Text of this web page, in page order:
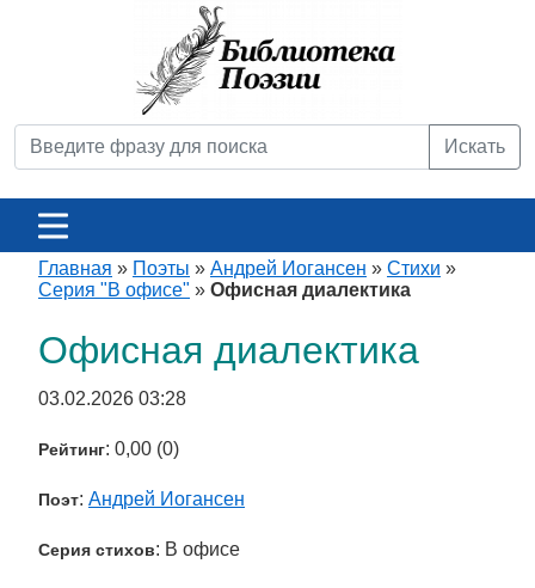
Искать
Главная » Поэты » Андрей Иогансен » Стихи »
Серия "В офисе" » Офисная диалектика
Офисная диалектика
03.02.2026 03:28
Рейтинг: 0,00 (0)
Поэт: Андрей Иогансен
Серия стихов: В офисе